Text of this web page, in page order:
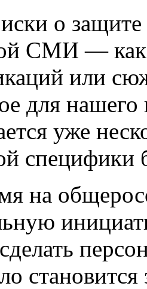
о защите
СМИ — как
или
для нашего
уже
специфики
на